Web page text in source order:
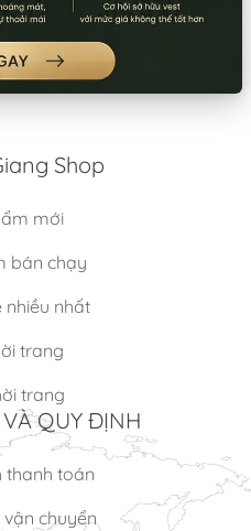
QUẦN DÂY KÉO PHI BÓNG 2
Thuê:
30.000/Bộ
Bán:
160.000/Bộ
Mã:SP10826
Shop
mới
bán chạy
nhất
trang
trang
QUY ĐỊNH
thanh toán
vận chuyển